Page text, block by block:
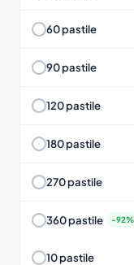
60 pastile
90 pastile
120 pastile
180 pastile
270 pastile
360 pastile
10 pastile